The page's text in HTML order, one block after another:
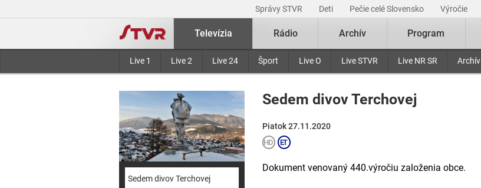
Správy STVR Deti Pečie celé Slovensko Výročie
Televízia
Live 1 Live 2 Live 24 Šport Live O Live STVR Live NR SR Archív
Rádio Archív Program
Sedem divov Terchovej
Sedem divov Terchovej
Piatok 27.11.2020
Dokument venovaný 440.výročiu založenia obce.